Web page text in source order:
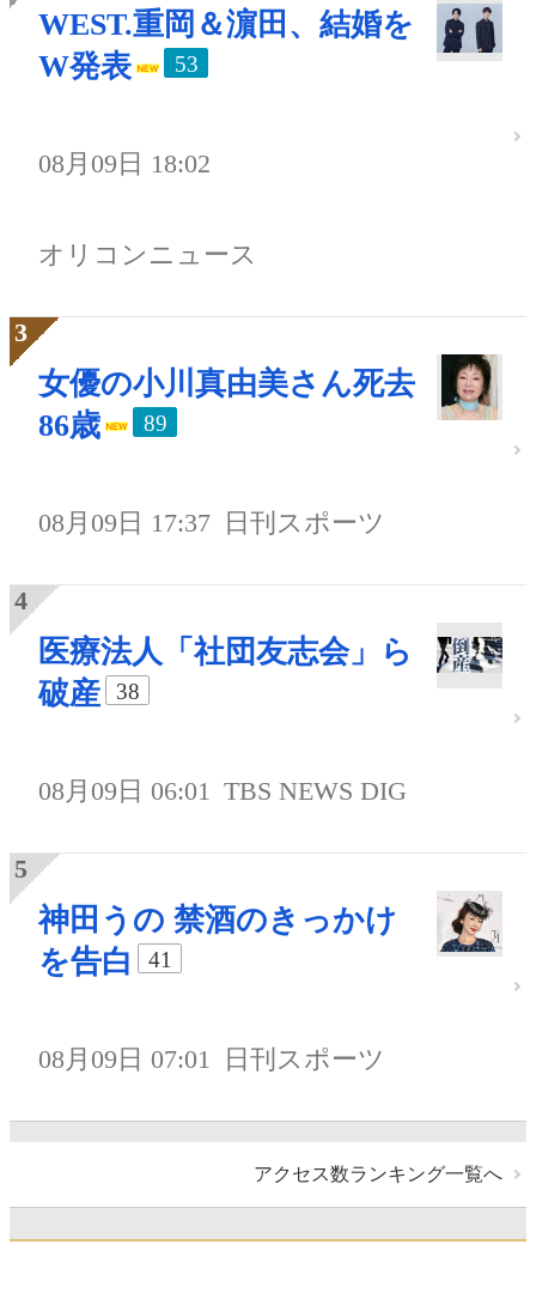
WEST.重岡＆濵田、結婚を
W発表
53
08月09日 18:02
オリコンニュース
女優の小川真由美さん死去
86歳
89
08月09日 17:37 日刊スポーツ
医療法人「社団友志会」ら
破産
38
08月09日 06:01 TBS NEWS DIG
神田うの 禁酒のきっかけ
を告白
41
08月09日 07:01 日刊スポーツ
アクセス数ランキング一覧へ